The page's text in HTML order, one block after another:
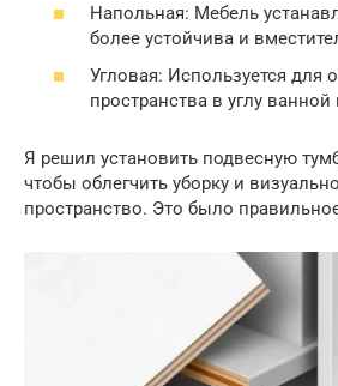
Напольная: Мебель
более устойчива и
Угловая: Используется для
пространства в углу
Я решил установить подвесную
чтобы облегчить уборку и
пространство. Это было